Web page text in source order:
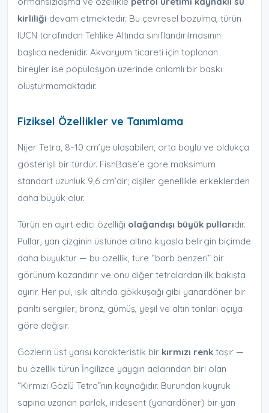
kirliliği devam etmektedir. Bu çevresel bozulma, türün
IUCN tarafından Tehlike Altında sınıflandırılmasının
başlıca nedenidir. Akvaryum ticareti için toplanan
bireyler ise popülasyon üzerinde anlamlı bir baskı
oluşturmamaktadır.
Fiziksel Özellikler ve Tanımlama
Nijer Tetra, 8–10 cm’ye ulaşabilen, orta boylu ve oldukça
gösterişli bir türdür. FishBase’e göre maksimum
standart uzunluk 9,6 cm’dir; dişiler genellikle erkeklerden
daha büyük olur.
Türün en ayırt edici özelliği olağandışı büyük pullarıdır.
Pullar, yan çizginin üstünde altına kıyasla belirgin biçimde
daha büyüktür — bu özellik, türe “barb benzeri” bir
görünüm kazandırır ve onu diğer tetralardan ilk bakışta
ayırır. Her pul, ışık altında gökkuşağı gibi yanardöner bir
parıltı sergiler; bronz, gümüş, yeşil ve altın tonları açıya
göre değişir.
Gözlerin üst yarısı karakteristik bir kırmızı renk taşır —
bu özellik türün İngilizce yaygın adlarından biri olan
“Kırmızı Gözlü Tetra”nın kaynağıdır. Burundan kuyruk
sapına uzanan parlak, iridesent (yanardöner) bir yan